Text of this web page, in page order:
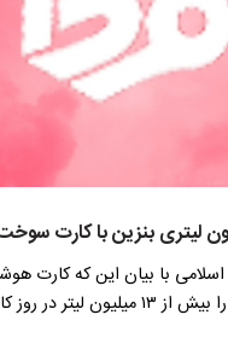
با بیان این که کارت
در روز کاهش داد…